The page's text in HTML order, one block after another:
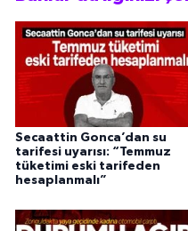
Secaattin Gonca’dan su
tarifesi uyarısı: “Temmuz
tüketimi eski tarifeden
hesaplanmalı”